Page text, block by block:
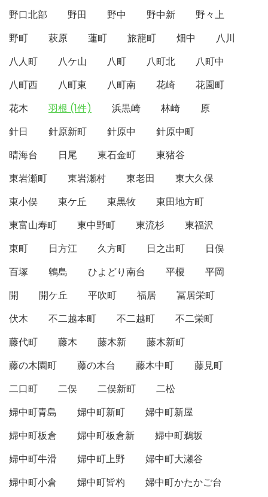
野口北部 野田 野中 野中新
野々上
野町
萩原 蓮町 旅籠町 畑中
八川
八人町
八ケ山 八町 八町北
八町中
八町西
八町東 八町南 花崎
花園町
花木
羽根 (1件) 浜黒崎 林崎
原
針日
針原新町 針原中
針原中町
晴海台
日尾 東石金町
東猪谷
東岩瀬町
東岩瀬村 東老田
東大久保
東小俣
東ケ丘 東黒牧
東田地方町
東富山寿町
東中野町 東流杉
東福沢
東町
日方江 久方町 日之出町
日俣
百塚
鵯島 ひよどり南台 平榎
平岡
開
開ケ丘 平吹町 福居
冨居栄町
伏木
不二越本町 不二越町
不二栄町
藤代町
藤木 藤木新
藤木新町
藤の木園町
藤の木台 藤木中町
藤見町
二口町
二俣 二俣新町
二松
婦中町青島
婦中町新町
婦中町新屋
婦中町板倉
婦中町板倉新
婦中町鵜坂
婦中町牛滑
婦中町上野
婦中町大瀬谷
婦中町小倉
婦中町皆杓
婦中町かたかご台